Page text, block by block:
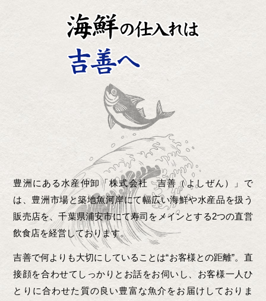
豊洲にある水産仲卸「株式会社 吉善（よしぜん）」で
は、豊洲市場と築地魚河岸にて幅広い海鮮や水産品を扱う
販売店を、千葉県浦安市にて寿司をメインとする2つの直営
飲食店を経営しております。
吉善で何よりも大切にしていることは“お客様との距離”。直
接顔を合わせてしっかりとお話をお伺いし、お客様一人ひ
とりに合わせた質の良い豊富な魚介をお届けしておりま